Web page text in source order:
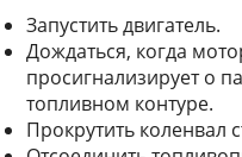
Запустить двигатель.
Дождаться, когда
просигнализирует о
топливном контуре.
Прокрутить коленвал